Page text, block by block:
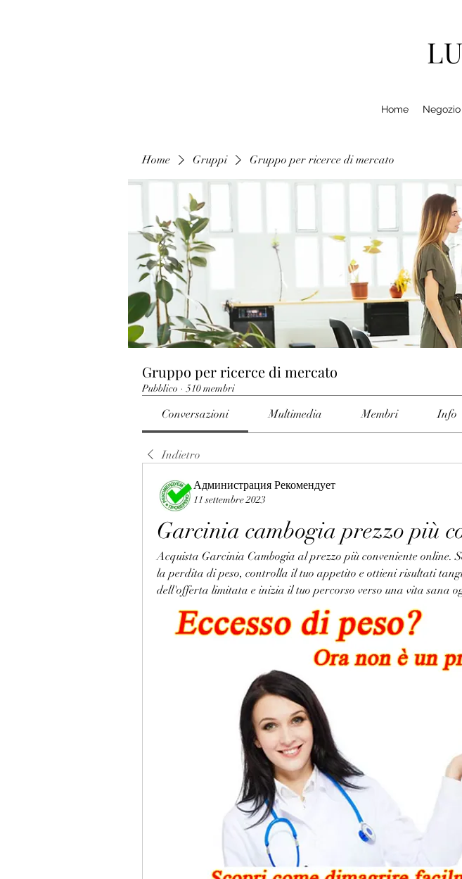
Home Negozio
Home Gruppi Gruppo per ricerce di mercato
Gruppo per ricerce di mercato
Pubblico · 510 membri
Conversazioni Multimedia Membri Info
Indietro
Администрация Рекомендует
11 settembre 2023
Garcinia cambogia prezzo più
Acquista Garcinia Cambogia al prezzo più conveniente online.
la perdita di peso, controlla il tuo appetito e ottieni risultati
dell'offerta limitata e inizia il tuo percorso verso una vita sana